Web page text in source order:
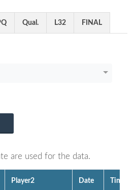
Qual. L32 FINAL
are used for the data.
Player2 Date Time